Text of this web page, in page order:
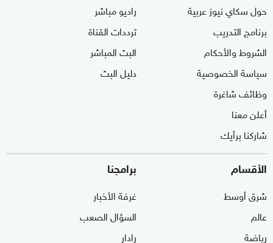
حول سكاي نيوز عربية
برنامج التدريب
الشروط والأحكام
سياسة الخصوصية
وظائف شاغرة
أعلن معنا
شاركنا برأيك
راديو مباشر
ترددات القناة
البث المباشر
دليل البث
الأقسام
شرق أوسط
عالم
رياضة
برامجنا
غرفة الأخبار
السؤال الصعب
رادار